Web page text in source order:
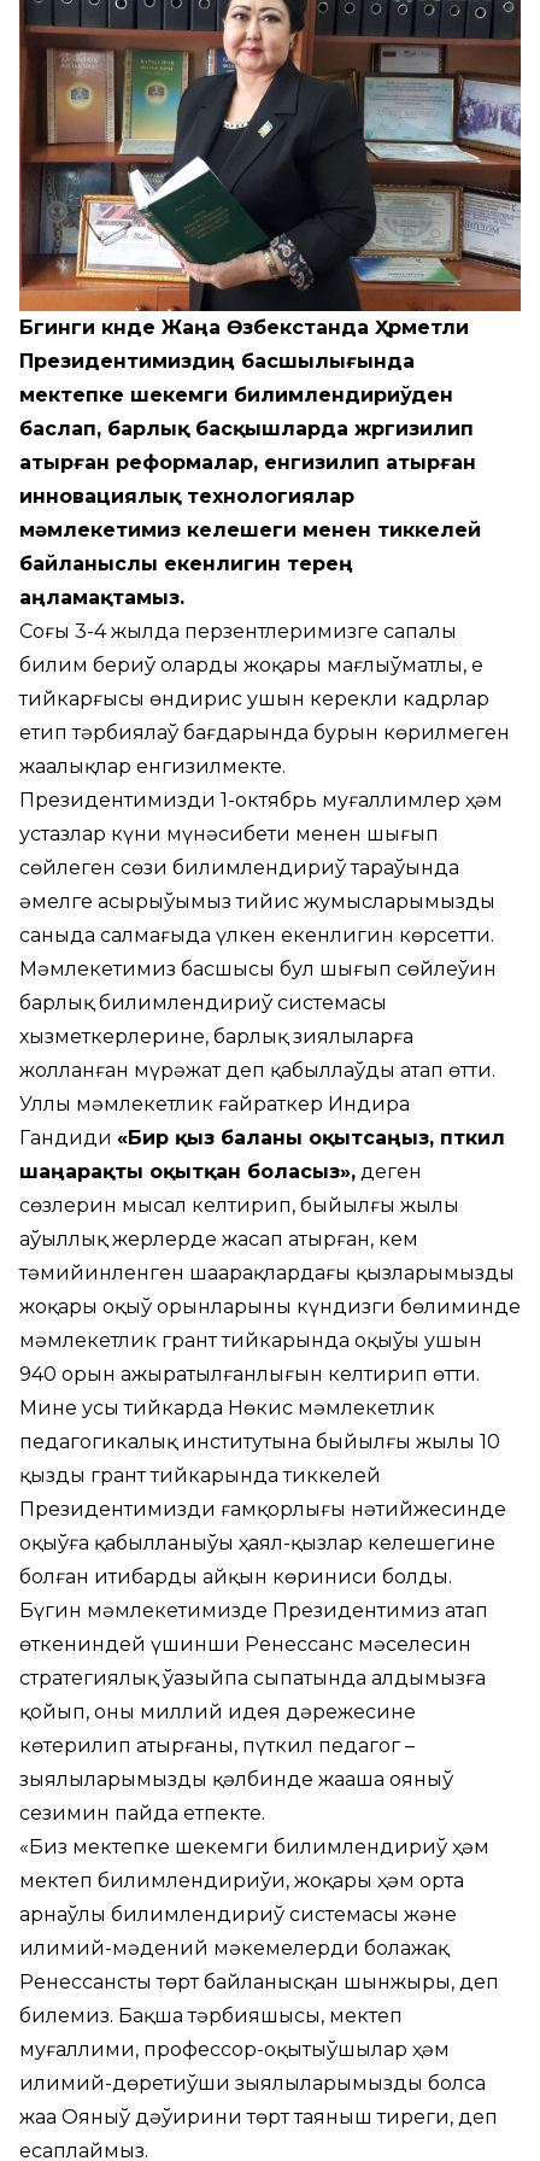
Бүгинги күнде Жаңа Өзбекстанда Ҳүрметли
Президентимиздиң басшылығында
мектепке шекемги билимлендириўден
баслап, барлық басқышларда жүргизилип
атырған реформалар, енгизилип атырған
инновациялық технологиялар
мәмлекетимиз келешеги менен тиккелей
байланыслы екенлигин терең
аңламақтамыз.
Соңғы 3-4 жылда перзентлеримизге сапалы
билим бериў оларды жоқары мағлыўматлы, ең
тийкарғысы өндирис ушын керекли кадрлар
етип тәрбиялаў бағдарында бурын көрилмеген
жаңалықлар енгизилмекте.
Президентимиздиң 1-октябрь муғаллимлер ҳәм
устазлар күни мүнәсибети менен шығып
сөйлеген сөзи билимлендириў тараўында
әмелге асырыўымыз тийис жумысларымыздың
саныда салмағыда үлкен екенлигин көрсетти.
Мәмлекетимиз басшысы бул шығып сөйлеўин
барлық билимлендириў системасы
хызметкерлерине, барлық зиялыларға
жолланған мүрәжат деп қабыллаўды атап өтти.
Уллы мәмлекетлик ғайраткер Индира
Гандидиң «Бир қыз баланы оқытсаңыз, пүткил
шаңарақты оқытқан боласыз», деген
сөзлерин мысал келтирип, быйылғы жылы
аўыллық жерлерде жасап атырған, кем
тәмийинленген шаңарақлардағы қызларымыздың
жоқары оқыў орынларының күндизги бөлиминде
мәмлекетлик грант тийкарында оқыўы ушын
940 орын ажыратылғанлығын келтирип өтти.
Мине усы тийкарда Нөкис мәмлекетлик
педагогикалық институтына быйылғы жылы 10
қыздың грант тийкарында тиккелей
Президентимиздиң ғамқорлығы нәтийжесинде
оқыўға қабылланыўы ҳаял-қызлар келешегине
болған итибардың айқын көриниси болды.
Бүгин мәмлекетимизде Президентимиз атап
өткениндей үшинши Ренессанс мәселесин
стратегиялық ўазыйпа сыпатында алдымызға
қойып, оның миллий идея дәрежесине
көтерилип атырғаны, пүткил педагог –
зыялыларымыздың қәлбинде жаңаша ояныў
сезимин пайда етпекте.
«Биз мектепке шекемги билимлендириў ҳәм
мектеп билимлендириўи, жоқары ҳәм орта
арнаўлы билимлендириў системасы және
илимий-мәдений мәкемелерди болажақ
Ренессанстың төрт байланысқан шынжыры, деп
билемиз. Бақша тәрбияшысы, мектеп
муғаллими, профессор-оқытыўшылар ҳәм
илимий-дөретиўши зыялыларымызды болса
жаңа Ояныў дәўириниң төрт таяныш тиреги, деп
есаплаймыз.